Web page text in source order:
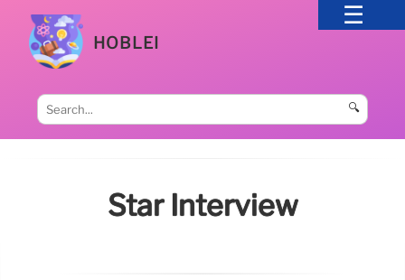
HOBLEI
🔍
Star Interview